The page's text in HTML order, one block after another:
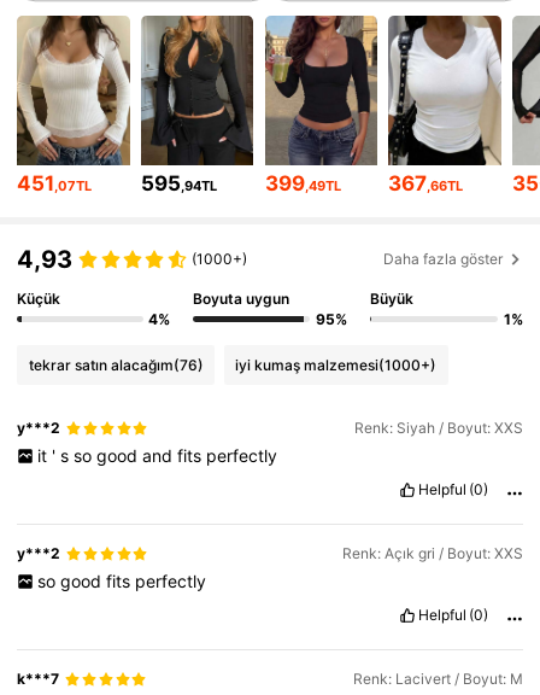
4,81 36K Takipçiler
4,81 36K Takipçiler
36K Takipçiler
4,81 36K Takipçiler
4,81
451 ,07TL 595 ,94TL 399,49TL 367 ,66TL
4,93 (1000+) Daha fazla göster
Küçük
4%
Boyuta uygun
95%
Büyük
1%
tekrar satın alacağım(76) iyi kumaş malzemesi(1000+)
y***2 Renk: Siyah / Boyut: XXS
it ' s so good and fits perfectly
Helpful (0)
y***2 Renk: Açık gri / Boyut: XXS
so good fits perfectly
Helpful (0)
k***7 Renk: Lacivert / Boyut: M